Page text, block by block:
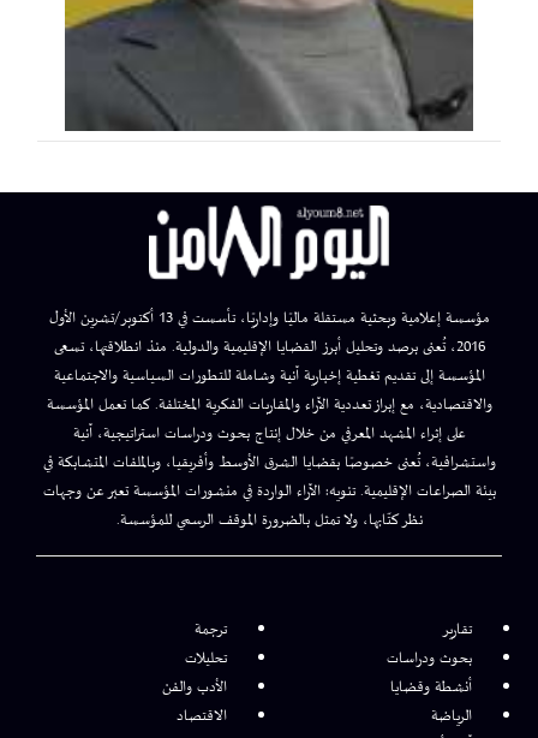
مؤسسة إعلامية وبحثية مستقلة ماليًا وإداريًا، تأسست في 13 أكتوبر/تشرين الأول
2016، تُعنى برصد وتحليل أبرز القضايا الإقليمية والدولية. منذ انطلاقتها، تسعى
المؤسسة إلى تقديم تغطية إخبارية آنية وشاملة للتطورات السياسية والاجتماعية
والاقتصادية، مع إبراز تعددية الآراء والمقاربات الفكرية المختلفة. كما تعمل المؤسسة
على إثراء المشهد المعرفي من خلال إنتاج بحوث ودراسات استراتيجية، آنية
واستشرافية، تُعنى خصوصًا بقضايا الشرق الأوسط وأفريقيا، وبالملفات المتشابكة في
بيئة الصراعات الإقليمية. تنويه: الآراء الواردة في منشورات المؤسسة تعبر عن وجهات
نظر كتّابها، ولا تمثل بالضرورة الموقف الرسمي للمؤسسة.
تقارير
ترجمة
بحوث ودراسات
تحليلات
أنشطة وقضايا
الأدب والفن
الرياضة
الاقتصاد